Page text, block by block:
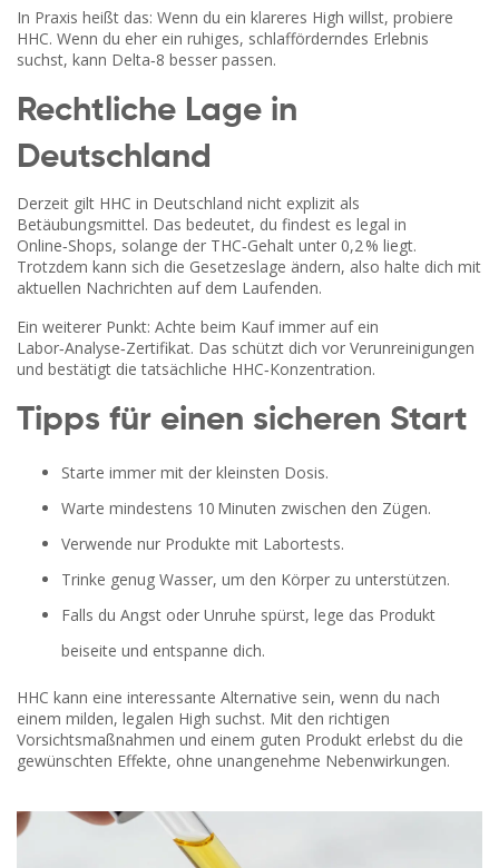
In Praxis heißt das: Wenn du ein klareres High willst, probiere
HHC. Wenn du eher ein ruhiges, schlafförderndes Erlebnis
suchst, kann Delta‑8 besser passen.
Rechtliche Lage in
Deutschland
Derzeit gilt HHC in Deutschland nicht explizit als
Betäubungsmittel. Das bedeutet, du findest es legal in
Online‑Shops, solange der THC‑Gehalt unter 0,2 % liegt.
Trotzdem kann sich die Gesetzeslage ändern, also halte dich mit
aktuellen Nachrichten auf dem Laufenden.
Ein weiterer Punkt: Achte beim Kauf immer auf ein
Labor‑Analyse‑Zertifikat. Das schützt dich vor Verunreinigungen
und bestätigt die tatsächliche HHC‑Konzentration.
Tipps für einen sicheren Start
Starte immer mit der kleinsten Dosis.
Warte mindestens 10 Minuten zwischen den Zügen.
Verwende nur Produkte mit Labortests.
Trinke genug Wasser, um den Körper zu unterstützen.
Falls du Angst oder Unruhe spürst, lege das Produkt
beiseite und entspanne dich.
HHC kann eine interessante Alternative sein, wenn du nach
einem milden, legalen High suchst. Mit den richtigen
Vorsichtsmaßnahmen und einem guten Produkt erlebst du die
gewünschten Effekte, ohne unangenehme Nebenwirkungen.